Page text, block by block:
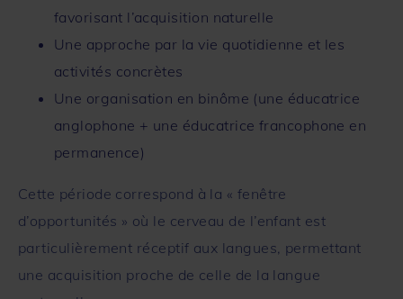
favorisant l’acquisition naturelle
Une approche par la vie quotidienne et les
activités concrètes
Une organisation en binôme (une éducatrice
anglophone + une éducatrice francophone en
permanence)
Cette période correspond à la « fenêtre
d’opportunités » où le cerveau de l’enfant est
particulièrement réceptif aux langues, permettant
une acquisition proche de celle de la langue